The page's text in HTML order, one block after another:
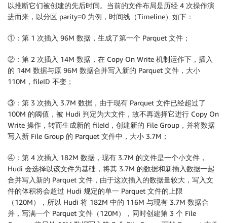
以推断它们被创建的先后时间。当前的文件布局是历经 4 次操作演
进而来，以分区 parity=0 为例，时间线（Timeline）如下：
①：第 1 次插入 96M 数据，生成了第一个 Parquet 文件；
②：第 2 次插入 14M 数据，在 Copy On Write 机制运作下，插入
的 14M 数据与原 96M 数据合并写入新的 Parquet 文件，大小
110M，fileID 不变；
③：第 3 次插入 3.7M 数据，由于现有 Parquet 文件已经超过了
100M 的阈值，被 Hudi 判定为大文件，故不再选择它进行 Copy On
Write 操作，转而生成新的 fileId，创建新的 File Group，并将数据
写入新 File Group 的 Parquet 文件中，大小 3.7M；
④：第 4 次插入 182M 数据，现有 3.7M 的文件是一个小文件，
Hudi 会选择以该文件为基础，将其 3.7M 的数据和新插入数据一起
合并写入新的 Parquet 文件，由于这次插入的数据量较大，写入文
件的体积将会超过 Hudi 规定的单一 Parquet 文件的上限
（120M），所以 Hudi 将 182M 中的 116M 与现有 3.7M 数据合
并，写满一个 Parquet 文件（120M），同时创建第 3 个 File